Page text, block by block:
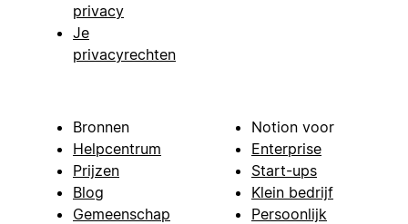
privacy
Je
privacyrechten
Bronnen
Helpcentrum
Prijzen
Blog
Gemeenschap
Notion voor
Enterprise
Start-ups
Klein bedrijf
Persoonlijk